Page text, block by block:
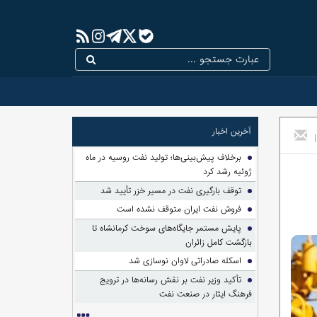
| آخرین اخبار
برخلاف پیش‌بینی‌ها؛ تولید نفت روسیه در ماه
ژوئیه رشد کرد
توقف بارگیری نفت در مسیر خزر تأیید شد
فروش نفت ایران متوقف نشده است
پایش مستمر جایگاه‌های سوخت کرمانشاه تا
بازگشت کامل زائران
اسکله صادراتی لاوان نوسازی شد
تأکید وزیر نفت بر نقش رسانه‌ها در ترویج
فرهنگ ایثار در صنعت نفت